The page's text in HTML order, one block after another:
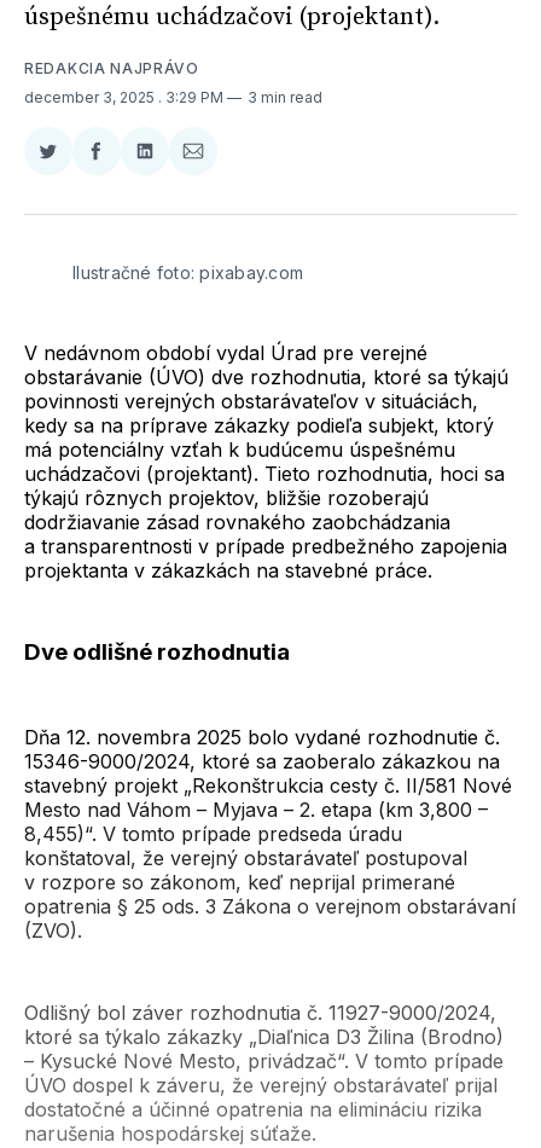
úspešnému uchádzačovi (projektant).
REDAKCIA NAJPRÁVO
december 3, 2025 . 3:29 PM 3 min read
Zdieľať
Twitter
Zdieľať
Facebooku
Zdieľať
LinkedIne
Zdieľať
E-
Ilustračné foto: pixabay.com
V nedávnom období vydal Úrad pre verejné
obstarávanie (ÚVO) dve rozhodnutia, ktoré sa týkajú
povinnosti verejných obstarávateľov v situáciách,
kedy sa na príprave zákazky podieľa subjekt, ktorý
má potenciálny vzťah k budúcemu úspešnému
uchádzačovi (projektant). Tieto rozhodnutia, hoci sa
týkajú rôznych projektov, bližšie rozoberajú
dodržiavanie zásad rovnakého zaobchádzania
a transparentnosti v prípade predbežného zapojenia
projektanta v zákazkách na stavebné práce.
Dve odlišné rozhodnutia
Dňa 12. novembra 2025 bolo vydané rozhodnutie č.
15346-9000/2024, ktoré sa zaoberalo zákazkou na
stavebný projekt „Rekonštrukcia cesty č. II/581 Nové
Mesto nad Váhom – Myjava – 2. etapa (km 3,800 –
8,455)“. V tomto prípade predseda úradu
konštatoval, že verejný obstarávateľ postupoval
v rozpore so zákonom, keď neprijal primerané
opatrenia § 25 ods. 3 Zákona o verejnom obstarávaní
(ZVO).
Odlišný bol záver rozhodnutia č. 11927-9000/2024,
ktoré sa týkalo zákazky „Diaľnica D3 Žilina (Brodno)
– Kysucké Nové Mesto, privádzač“. V tomto prípade
ÚVO dospel k záveru, že verejný obstarávateľ prijal
dostatočné a účinné opatrenia na elimináciu rizika
narušenia hospodárskej súťaže.